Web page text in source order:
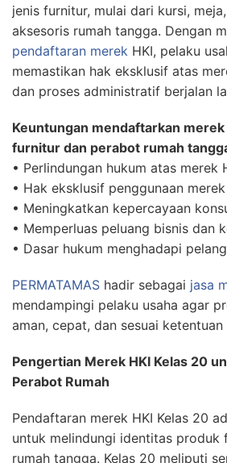
jenis furnitur, mulai dari kursi,
aksesoris rumah tangga. Dengan
pendaftaran merek HKI, pelaku
memastikan hak eksklusif atas
dan proses administratif berjalan
Keuntungan mendaftarkan
furnitur dan perabot rumah
• Perlindungan hukum atas merek
• Hak eksklusif penggunaan merek
• Meningkatkan kepercayaan
• Memperluas peluang bisnis dan
• Dasar hukum menghadapi
PERMATAMAS hadir sebagai jasa
mendampingi pelaku usaha agar
aman, cepat, dan sesuai ketentuan
Pengertian Merek HKI Kelas 20
Perabot Rumah
Pendaftaran merek HKI Kelas 20
untuk melindungi identitas produk
rumah tangga. Kelas 20 meliputi